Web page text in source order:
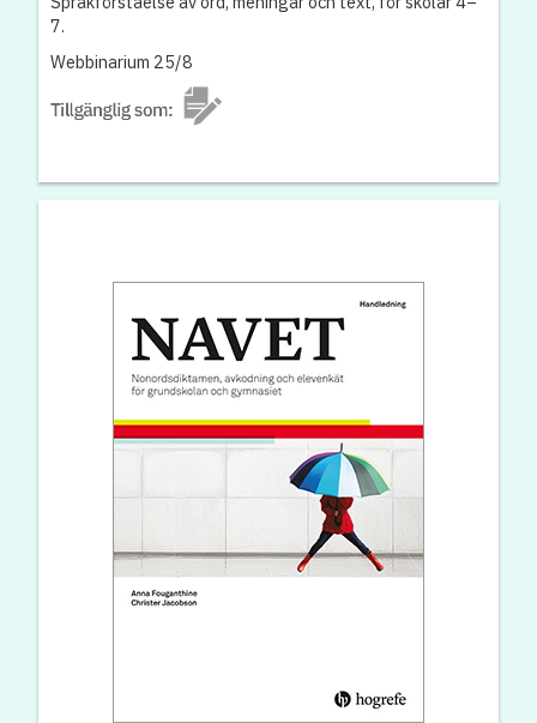
7.
Webbinarium 25/8